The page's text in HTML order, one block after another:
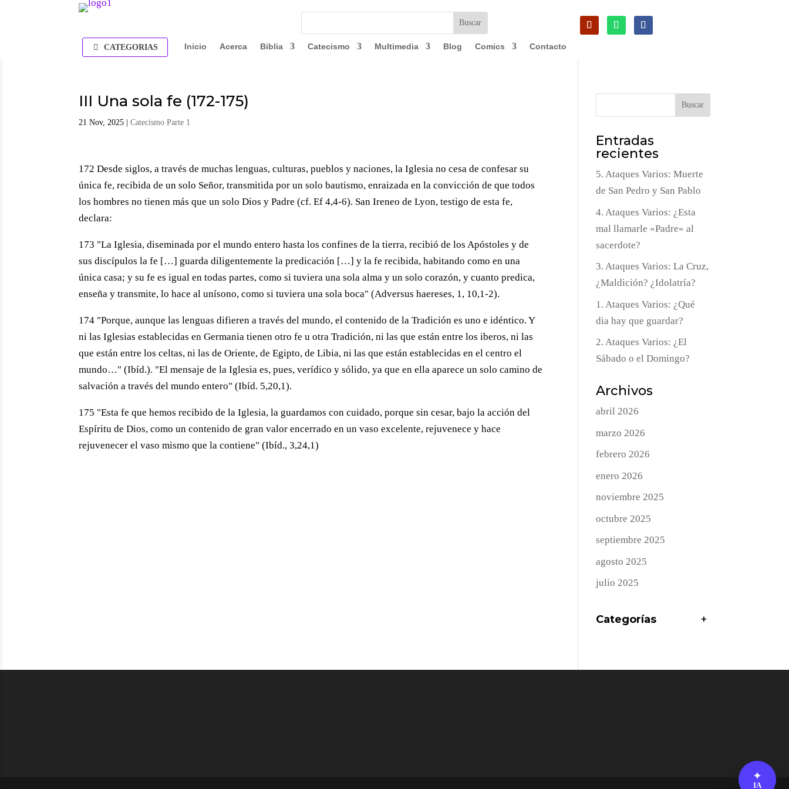
CATEGORIAS Inicio Acerca Biblia Catecismo Multimedia Blog Comics Contacto
III Una sola fe (172-175)
21 Nov, 2025 |Catecismo Parte 1
172 Desde siglos, a través de muchas lenguas, culturas, pueblos y naciones, la Iglesia no cesa de confesar su
única fe, recibida de un solo Señor, transmitida por un solo bautismo, enraizada en la convicción de que todos
los hombres no tienen más que un solo Dios y Padre (cf. Ef 4,4-6). San Ireneo de Lyon, testigo de esta fe,
declara:
173 "La Iglesia, diseminada por el mundo entero hasta los confines de la tierra, recibió de los Apóstoles y de
sus discípulos la fe […] guarda diligentemente la predicación […] y la fe recibida, habitando como en una
única casa; y su fe es igual en todas partes, como si tuviera una sola alma y un solo corazón, y cuanto predica,
enseña y transmite, lo hace al unísono, como si tuviera una sola boca" (Adversus haereses, 1, 10,1-2).
174 "Porque, aunque las lenguas difieren a través del mundo, el contenido de la Tradición es uno e idéntico. Y
ni las Iglesias establecidas en Germania tienen otro fe u otra Tradición, ni las que están entre los iberos, ni las
que están entre los celtas, ni las de Oriente, de Egipto, de Libia, ni las que están establecidas en el centro el
mundo…" (Ibíd.). "El mensaje de la Iglesia es, pues, verídico y sólido, ya que en ella aparece un solo camino de
salvación a través del mundo entero" (Ibíd. 5,20,1).
175 "Esta fe que hemos recibido de la Iglesia, la guardamos con cuidado, porque sin cesar, bajo la acción del
Espíritu de Dios, como un contenido de gran valor encerrado en un vaso excelente, rejuvenece y hace
rejuvenecer el vaso mismo que la contiene" (Ibíd., 3,24,1)
Buscar
Entradas
recientes
5. Ataques Varios: Muerte
de San Pedro y San Pablo
4. Ataques Varios: ¿Esta
mal llamarle «Padre» al
sacerdote?
3. Ataques Varios: La Cruz,
¿Maldición? ¿Idolatría?
1. Ataques Varios: ¿Qué
dia hay que guardar?
2. Ataques Varios: ¿El
Sábado o el Domingo?
Archivos
abril 2026
marzo 2026
febrero 2026
enero 2026
noviembre 2025
octubre 2025
septiembre 2025
agosto 2025
julio 2025
Categorías +
✦
IA